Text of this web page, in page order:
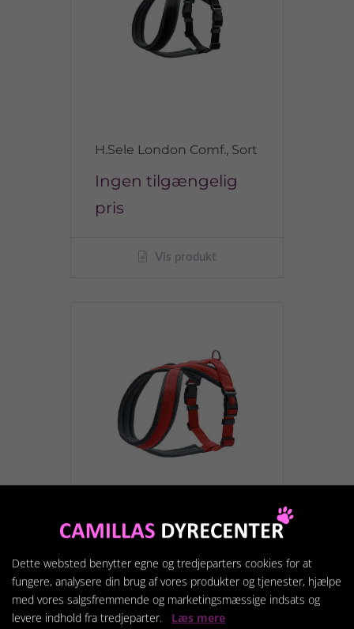
H.Sele London Comf., Sort
Ingen tilgængelig
pris
Vis produkt
H-Sele London Comfort -
119,95 kr.
Dette websted benytter egne og tredjeparters cookies for at
fungere, analysere din brug af vores produkter og tjenester, hjælpe
med vores salgsfremmende og marketingsmæssige indsats og
levere indhold fra tredjeparter. Læs mere